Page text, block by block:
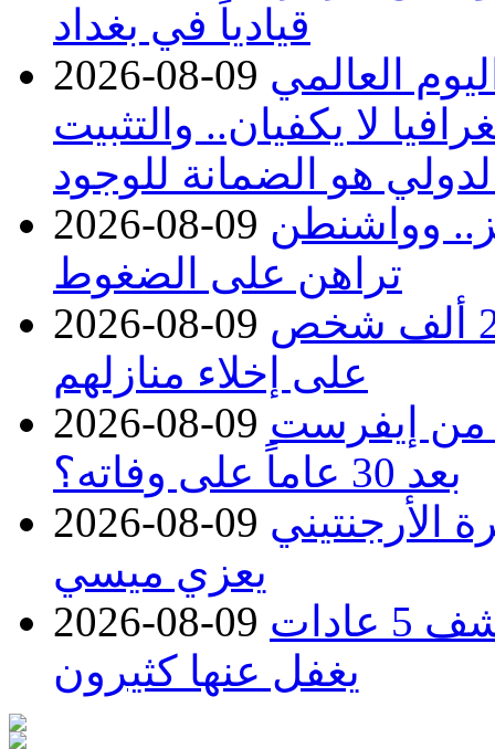
قيادياً في بغداد
2026-08-09 العالمي
لا يكفيان.. والتثبيت
هو الضمانة للوجود
2026-08-09 هرمز.. وواشنطن
تراهن على الضغوط
2026-08-09 غرب كندا.. حرائق الغابات تجبر 20 ألف شخص
على إخلاء منازلهم
2026-08-09 من إيفرست
بعد 30 عاماً على وفاته؟
2026-08-09 الأرجنتيني
يعزي ميسي
2026-08-09 تريد إطالة عمرك؟.. طبيبة تكشف 5 عادات
يغفل عنها كثيرون